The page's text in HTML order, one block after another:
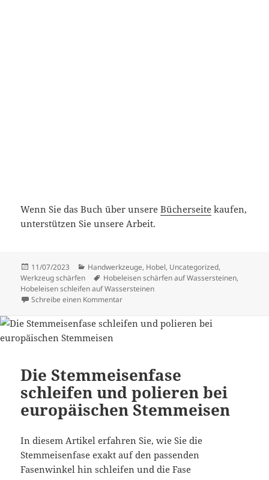
Wenn Sie das Buch über unsereBücherseite kaufen,
unterstützen Sie unsere Arbeit.
Veröffentlicht
am
11/07/2023 Kategorien
Handwerkzeuge, Hobel, Uncategorized,
Werkzeug schärfen
Schlagwörter
Hobeleisen schärfen auf Wassersteinen,
Hobeleisen schleifen auf Wassersteinen
Schreibe einen Kommentarzu Europäische Hobeleisen schärfen
Die Stemmeisenfase
schleifen und polieren bei
europäischen Stemmeisen
In diesem Artikel erfahren Sie, wie Sie die
Stemmeisenfase exakt auf den passenden
Fasenwinkel hin schleifen und die Fase